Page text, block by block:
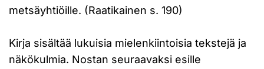
metsäyhtiöille. (Raatikainen s. 190)
Kirja sisältää lukuisia mielenkiintoisia tekstejä ja
näkökulmia. Nostan seuraavaksi esille